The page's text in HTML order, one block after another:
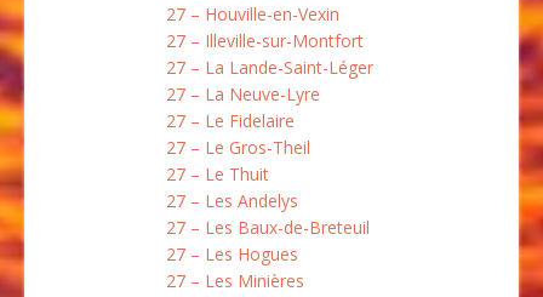
27 – Houville-en-Vexin
27 – Illeville-sur-Montfort
27 – La Lande-Saint-Léger
27 – La Neuve-Lyre
27 – Le Fidelaire
27 – Le Gros-Theil
27 – Le Thuit
27 – Les Andelys
27 – Les Baux-de-Breteuil
27 – Les Hogues
27 – Les Minières